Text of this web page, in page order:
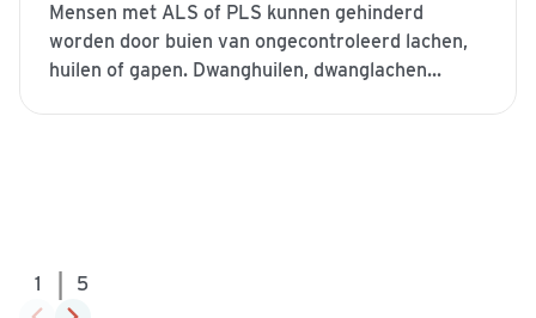
Mensen met ALS of PLS kunnen gehinderd
worden door buien van ongecontroleerd lachen,
huilen of gapen. Dwanghuilen, dwanglachen...
1 5